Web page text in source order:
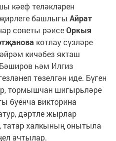
кәеф теләкләрен
башлыгы Айрат
советы рәисеОркыя
котлау сүзләре
кичәбез якташ
һәм Илгиз
төзелгән иде. Бүген
тормышчан шигырьләре
буенча викторина
дәртле жырлар
халкының онытыла
ачтылар.